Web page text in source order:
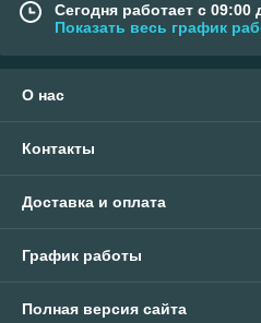
Сегодня работает с 09:00
Показать весь график
О нас
Контакты
Доставка и оплата
График работы
Полная версия сайта